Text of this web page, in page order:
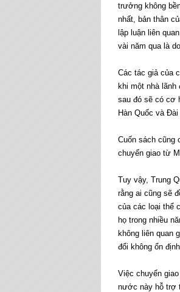
trưởng không
nhất, bản thân
lập luận liên
vài năm qua là
Các tác giả của
khi một nhà
sau đó sẽ có cơ
Hàn Quốc và
Cuốn sách cũng
chuyển giao từ
Tuy vậy, Trung
rằng ai cũng sẽ
của các loại thể
họ trong nhiều
không liên quan
đổi không ổn
Việc chuyển
nước này hỗ trợ